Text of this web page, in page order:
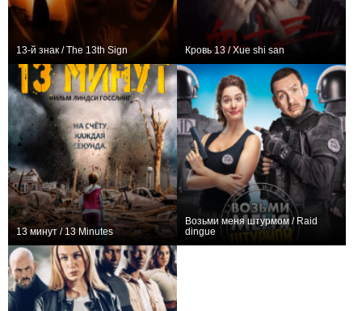
13-й знак / The 13th Sign Кровь 13 / Xue shi san
13 минут / 13 Minutes
Возьми меня штурмом / Raid
dingue